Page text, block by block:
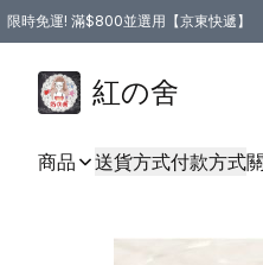
限時免運! 滿$800並選用【京東快遞】
紅の舍
商品 送貨方式付款方式